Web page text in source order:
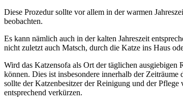
Diese Prozedur sollte vor allem in der warmen
beobachten.
Es kann nämlich auch in der kalten Jahreszeit
nicht zuletzt auch Matsch, durch die Katze ins Haus
Wird das Katzensofa als Ort der täglichen
können. Dies ist insbesondere innerhalb der
sollte der Katzenbesitzer der Reinigung und der
entsprechend verkürzen.